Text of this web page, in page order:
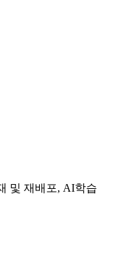
및 재배포, AI학습